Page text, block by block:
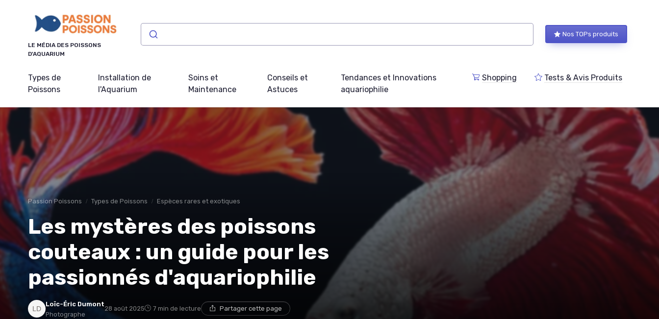
LE MÉDIA DES POISSONS
D'AQUARIUM
Nos TOPs produits
Types de
Poissons
Installation de
l'Aquarium
Soins et
Maintenance
Conseils et
Astuces
Tendances et Innovations
aquariophilie
Shopping Tests & Avis Produits
Passion Poissons Types de Poissons Espèces rares et exotiques
Les mystères des poissons
couteaux : un guide pour les
passionnés d'aquariophilie
Loïc-Éric Dumont
Photographe
28 août 2025 7 min de lecture Partager cette page